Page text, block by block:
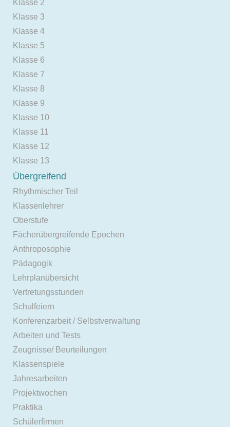
Klasse 2
Klasse 3
Klasse 4
Klasse 5
Klasse 6
Klasse 7
Klasse 8
Klasse 9
Klasse 10
Klasse 11
Klasse 12
Klasse 13
Übergreifend
Rhythmischer Teil
Klassenlehrer
Oberstufe
Fächerübergreifende Epochen
Anthroposophie
Pädagogik
Lehrplanübersicht
Vertretungsstunden
Schulfeiern
Konferenzarbeit / Selbstverwaltung
Arbeiten und Tests
Zeugnisse/ Beurteilungen
Klassenspiele
Jahresarbeiten
Projektwochen
Praktika
Schülerfirmen